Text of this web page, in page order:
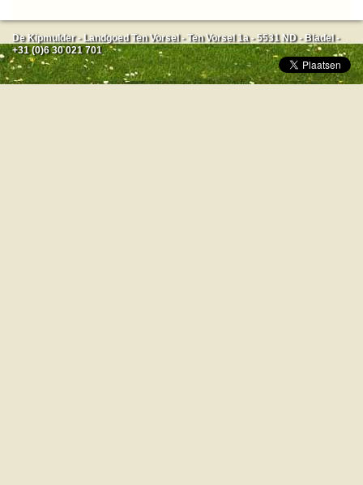
De Kipmulder - Landgoed Ten Vorsel - Ten Vorsel 1a - 5531 ND - Bladel -
+31 (0)6 30 021 701